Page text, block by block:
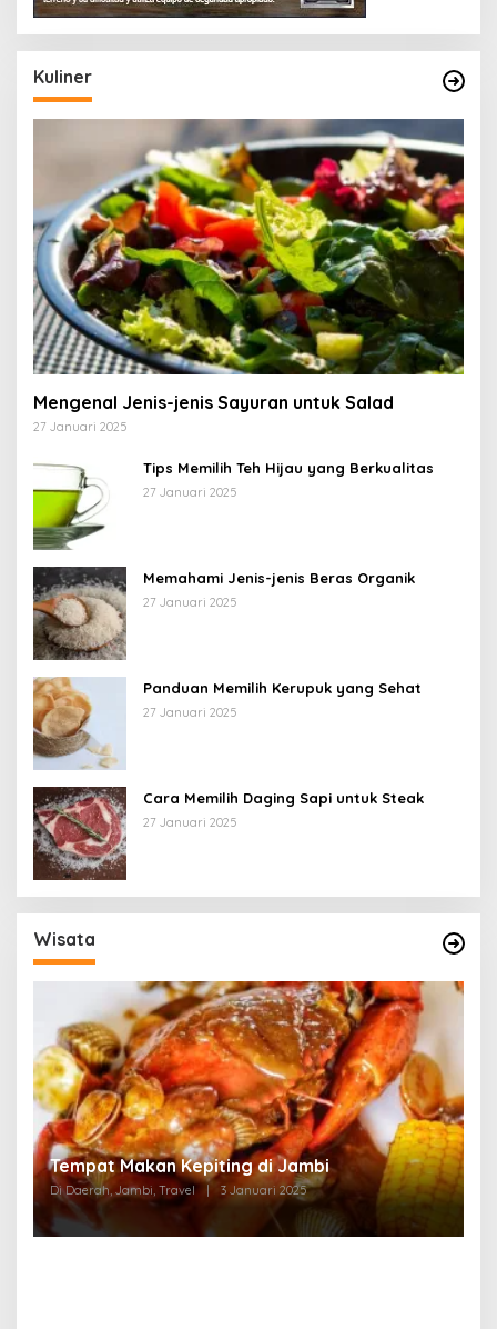
A
A
Kuliner
Mengenal Jenis-jenis Sayuran untuk Salad
27 Januari 2025
Tips Memilih Teh Hijau yang Berkualitas
27 Januari 2025
Memahami Jenis-jenis Beras Organik
27 Januari 2025
Panduan Memilih Kerupuk yang Sehat
27 Januari 2025
Cara Memilih Daging Sapi untuk Steak
27 Januari 2025
Wisata
Tempat Makan di Thehok Jambi
Di Daerah, Jambi, Travel 3 Januari 2025